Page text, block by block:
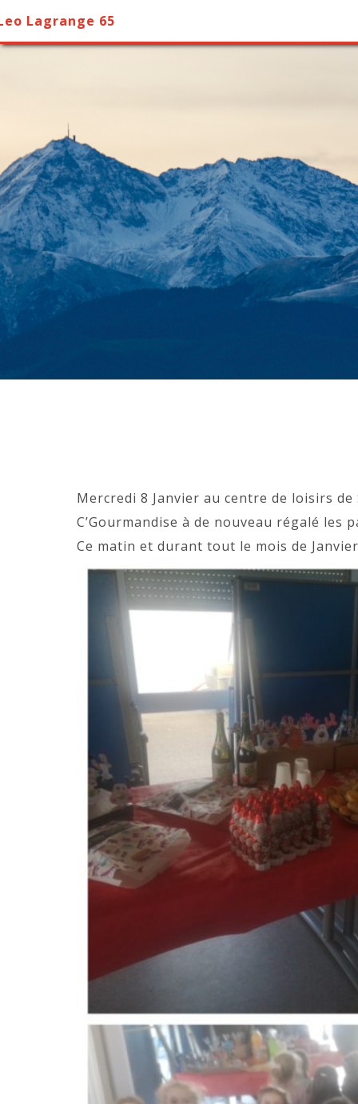
Lagrange 65
Mercredi 8 Janvier au centre de loisirs de
C’Gourmandise à de nouveau régalé les
Ce matin et durant tout le mois de